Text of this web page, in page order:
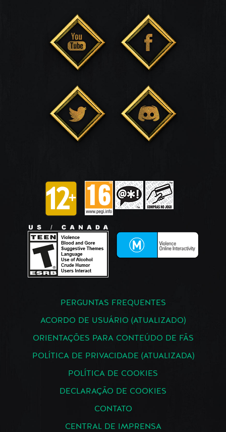
PERGUNTAS FREQUENTES
ACORDO DE USUÁRIO (ATUALIZADO)
ORIENTAÇÕES PARA CONTEÚDO DE FÃS
POLÍTICA DE PRIVACIDADE (ATUALIZADA)
POLÍTICA DE COOKIES
DECLARAÇÃO DE COOKIES
CONTATO
CENTRAL DE IMPRENSA